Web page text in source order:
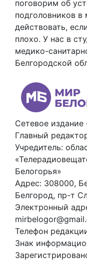
поговорим об
подголовников
действовать,
плохо. У нас в
медико-
Белгородской
Сетевое
Главный
Учредитель:
Белогорья»
Адрес: 308000,
Белгород, пр-т
Электронный
Телефон
Знак